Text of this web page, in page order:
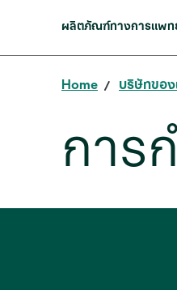
ผลิตภัณฑ์ทางการแพท
Home บริษัทของ
การ